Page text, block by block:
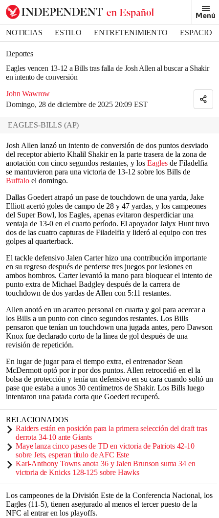
Menú
NOTICIAS ESTILO ENTRETENIMIENTO
ESPACIO
DEPORTES
Deportes
Eagles vencen 13-12 a Bills tras falla de Josh Allen al buscar a Shakir
en intento de conversión
John Wawrow
Domingo, 28 de diciembre de 2025 20:09 EST
Bookmark popover
Removed from bookmarks
Close popover
EAGLES-BILLS (AP)
Josh Allen lanzó un intento de conversión de dos puntos desviado
del receptor abierto Khalil Shakir en la parte trasera de la zona de
anotación con cinco segundos restantes, y los Eagles de Filadelfia
se mantuvieron para una victoria de 13-12 sobre los Bills de
Buffalo el domingo.
Dallas Goedert atrapó un pase de touchdown de una yarda, Jake
Elliott acertó goles de campo de 28 y 47 yardas, y los campeones
del Super Bowl, los Eagles, apenas evitaron desperdiciar una
ventaja de 13-0 en el cuarto período. El apoyador Jalyx Hunt tuvo
dos de las cuatro capturas de Filadelfia y lideró al equipo con tres
golpes al quarterback.
El tackle defensivo Jalen Carter hizo una contribución importante
en su regreso después de perderse tres juegos por lesiones en
ambos hombros. Carter levantó la mano para bloquear el intento de
punto extra de Michael Badgley después de la carrera de
touchdown de dos yardas de Allen con 5:11 restantes.
Allen anotó en un acarreo personal en cuarta y gol para acercar a
los Bills a un punto con cinco segundos restantes. Los Bills
pensaron que tenían un touchdown una jugada antes, pero Dawson
Knox fue declarado corto de la línea de gol después de una
revisión de repetición.
En lugar de jugar para el tiempo extra, el entrenador Sean
McDermott optó por ir por dos puntos. Allen retrocedió en el la
bolsa de protección y tenía un defensivo en su cara cuando soltó un
pase que estaba a unos 30 centímetros de Shakir. Los Bills luego
intentaron una patada corta que Goedert recuperó.
RELACIONADOS
Raiders están en posición para la primera selección del draft tras
derrota 34-10 ante Giants
Maye lanza cinco pases de TD en victoria de Patriots 42-10
sobre Jets, esperan título de AFC Este
Karl-Anthony Towns anota 36 y Jalen Brunson suma 34 en
victoria de Knicks 128-125 sobre Hawks
Los campeones de la División Este de la Conferencia Nacional, los
Eagles (11-5), tienen asegurado al menos el tercer puesto de la
NFC al entrar en los playoffs.